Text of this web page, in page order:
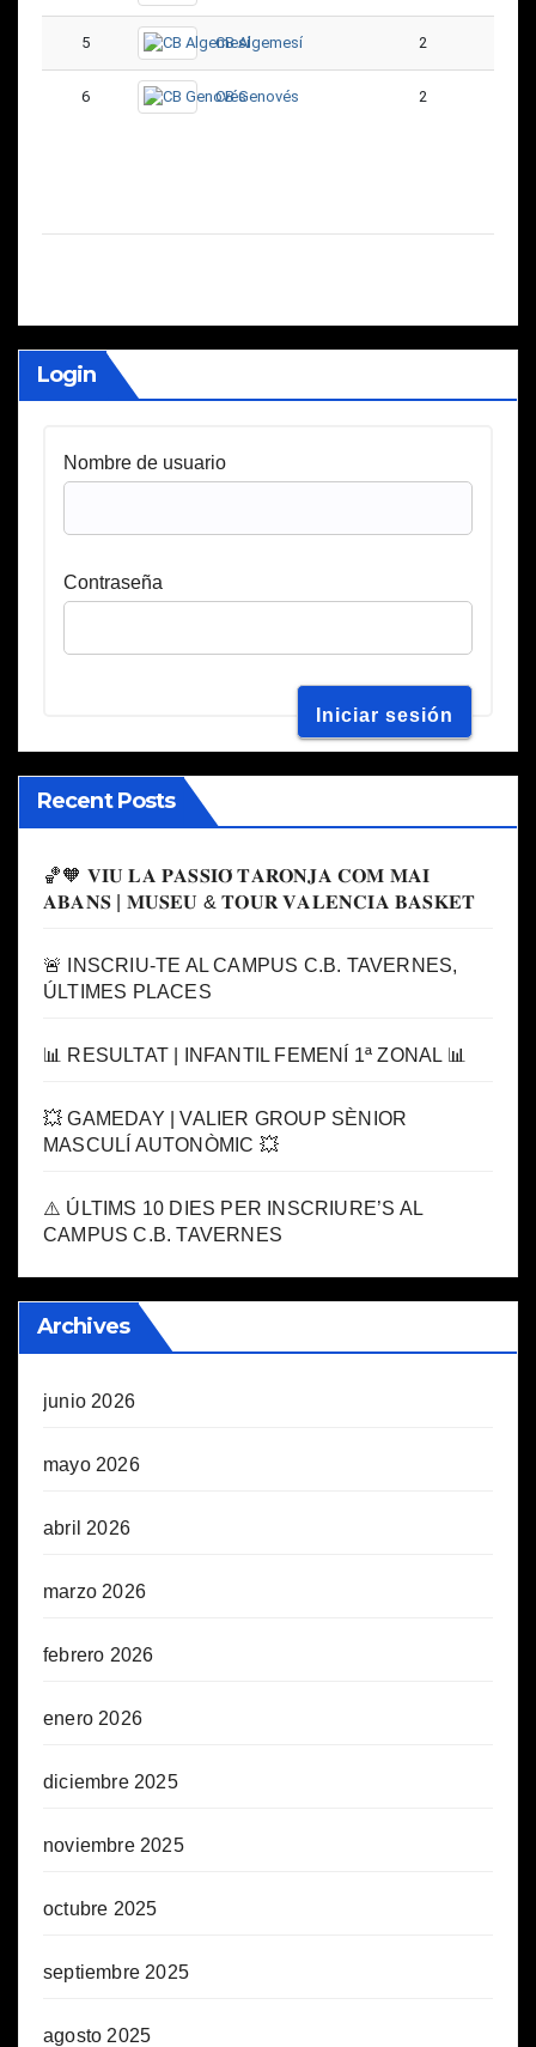
5 CB Algemesí 2
6 CB Genovés 2
Login
Nombre de usuario
Contraseña
Recent Posts
🏀🧡 𝐕𝐈𝐔 𝐋𝐀 𝐏𝐀𝐒𝐒𝐈𝐎́ 𝐓𝐀𝐑𝐎𝐍𝐉𝐀 𝐂𝐎𝐌 𝐌𝐀𝐈
𝐀𝐁𝐀𝐍𝐒 | 𝐌𝐔𝐒𝐄𝐔 & 𝐓𝐎𝐔𝐑 𝐕𝐀𝐋𝐄𝐍𝐂𝐈𝐀 𝐁𝐀𝐒𝐊𝐄𝐓
🚨 INSCRIU-TE AL CAMPUS C.B. TAVERNES,
ÚLTIMES PLACES
📊 RESULTAT | INFANTIL FEMENÍ 1ª ZONAL 📊
💥 GAMEDAY | VALIER GROUP SÈNIOR
MASCULÍ AUTONÒMIC 💥
⚠️ ÚLTIMS 10 DIES PER INSCRIURE’S AL
CAMPUS C.B. TAVERNES
Archives
junio 2026
mayo 2026
abril 2026
marzo 2026
febrero 2026
enero 2026
diciembre 2025
noviembre 2025
octubre 2025
septiembre 2025
agosto 2025